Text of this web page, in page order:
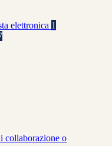
elettronica 1
collaborazione o